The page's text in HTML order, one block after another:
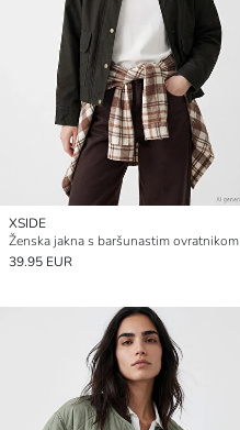
XSIDE
Ženska jakna s baršunastim ovratnikom
39.95 EUR